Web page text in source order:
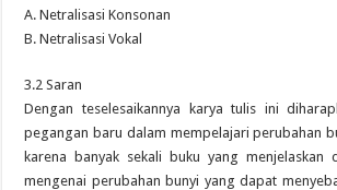
A. Netralisasi Konsonan
B. Netralisasi Vokal
3.2 Saran
Dengan teselesaikannya karya tulis ini
pegangan baru dalam mempelajari perubahan
karena banyak sekali buku yang menjelaskan
mengenai perubahan bunyi yang dapat